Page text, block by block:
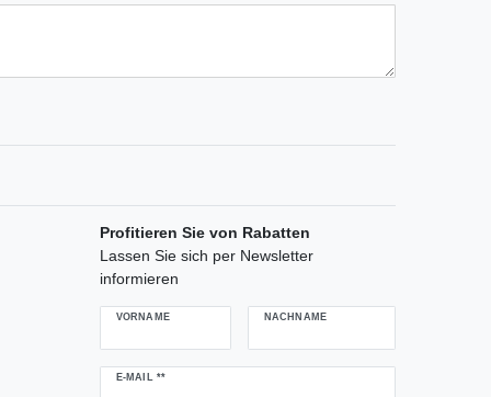
Profitieren Sie von Rabatten
Lassen Sie sich per Newsletter
informieren
VORNAME NACHNAME
E-MAIL **
Newsletter